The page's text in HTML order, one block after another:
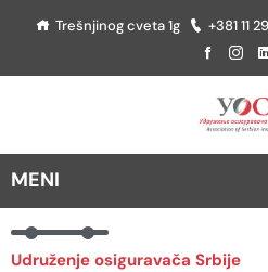
Trešnjinog cveta 1g +381 11
Udruženje osiguravača Srbije